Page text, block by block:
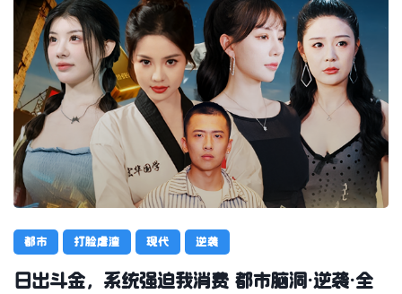
都市 打脸虐渣 现代 逆袭
日出斗金，系统强迫我消费 都市脑洞·逆袭·全